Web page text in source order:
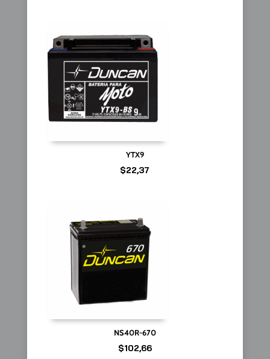
YTX9
$22,37
NS40R-670
$102,66